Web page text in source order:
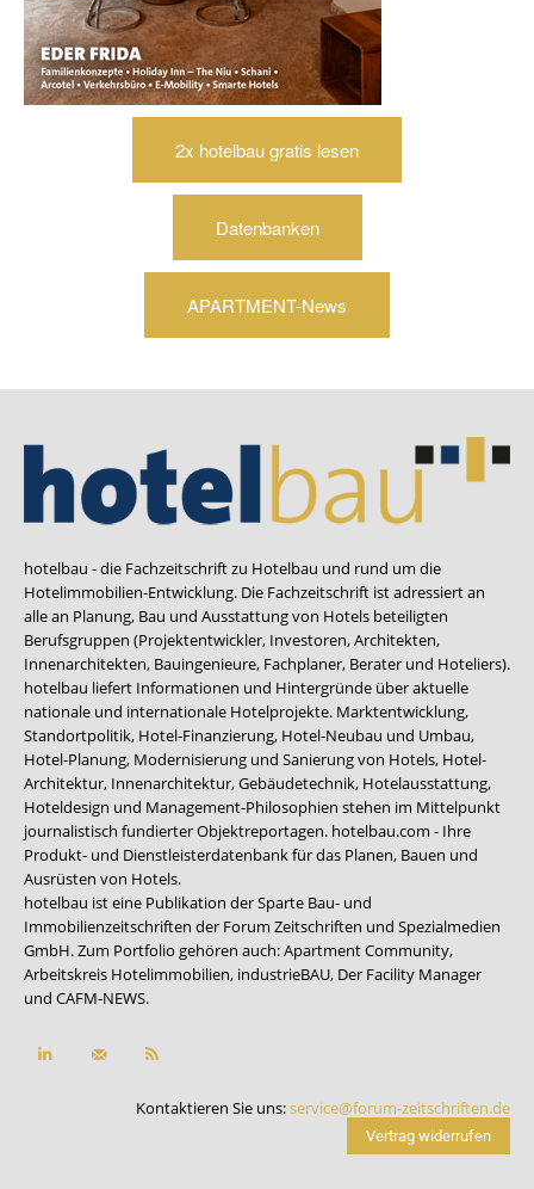
2x hotelbau gratis lesen
Datenbanken
APARTMENT-News
hotelbau - die Fachzeitschrift zu Hotelbau und rund um die
Hotelimmobilien-Entwicklung. Die Fachzeitschrift ist adressiert an
alle an Planung, Bau und Ausstattung von Hotels beteiligten
Berufsgruppen (Projektentwickler, Investoren, Architekten,
Innenarchitekten, Bauingenieure, Fachplaner, Berater und Hoteliers).
hotelbau liefert Informationen und Hintergründe über aktuelle
nationale und internationale Hotelprojekte. Marktentwicklung,
Standortpolitik, Hotel-Finanzierung, Hotel-Neubau und Umbau,
Hotel-Planung, Modernisierung und Sanierung von Hotels, Hotel-
Architektur, Innenarchitektur, Gebäudetechnik, Hotelausstattung,
Hoteldesign und Management-Philosophien stehen im Mittelpunkt
journalistisch fundierter Objektreportagen. hotelbau.com - Ihre
Produkt- und Dienstleisterdatenbank für das Planen, Bauen und
Ausrüsten von Hotels.
hotelbau ist eine Publikation der Sparte Bau- und
Immobilienzeitschriften der Forum Zeitschriften und Spezialmedien
GmbH. Zum Portfolio gehören auch:Apartment Community,
Arbeitskreis Hotelimmobilien, industrieBAU, Der Facility Manager
und CAFM-NEWS.
Kontaktieren Sie uns:service@forum-zeitschriften.de
Vertrag widerrufen